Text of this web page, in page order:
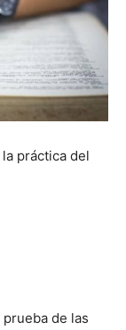
práctica del
de las